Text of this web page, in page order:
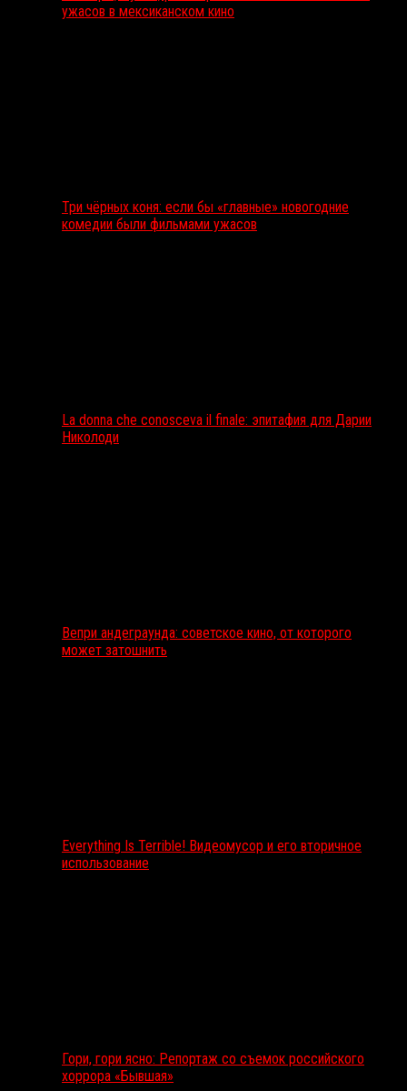
ужасов в мексиканском кино
Три чёрных коня: если бы «главные» новогодние
комедии были фильмами ужасов
La donna che conosceva il finale: эпитафия для Дарии
Николоди
Вепри андеграунда: советское кино, от которого
может затошнить
Everything Is Terrible! Видеомусор и его вторичное
использование
Гори, гори ясно: Репортаж со съемок российского
хоррора «Бывшая»